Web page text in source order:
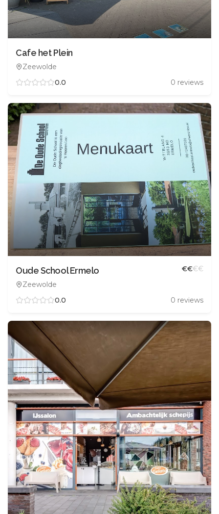
Cafe het Plein
Zeewolde
0.0
0 reviews
Oude School Ermelo
Zeewolde
€€€€
0.0 0 reviews